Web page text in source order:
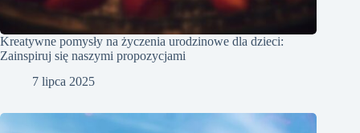
Kreatywne pomysły na życzenia urodzinowe dla dzieci:
Zainspiruj się naszymi propozycjami
7 lipca 2025